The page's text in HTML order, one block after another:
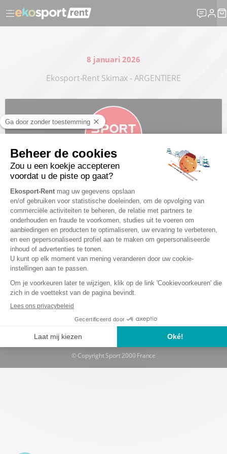
8 januari 2026
Ekosport-Rent Skimax - ARGENTIERE
Beheerder publiceren : Martin BEAUJOUAN
Juridische kennisgeving en gebruiksvoorwaarden
Privacybescherming persoonsgegevens
Cookiebeleid
Algemene huur en verzekeringsvoorwaarden
Herroepingsverzoek
© Copyright Sport 2000 France